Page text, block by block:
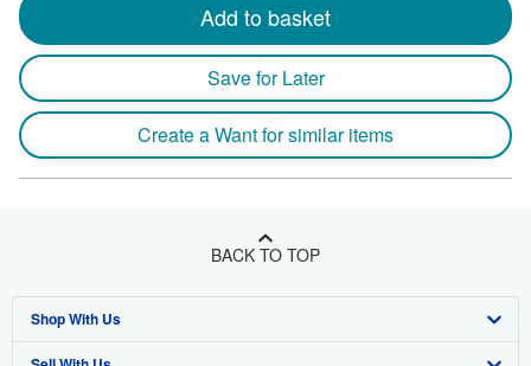
Add to basket
Save for Later
Create a Want for similar items
BACK TO TOP
Shop With Us